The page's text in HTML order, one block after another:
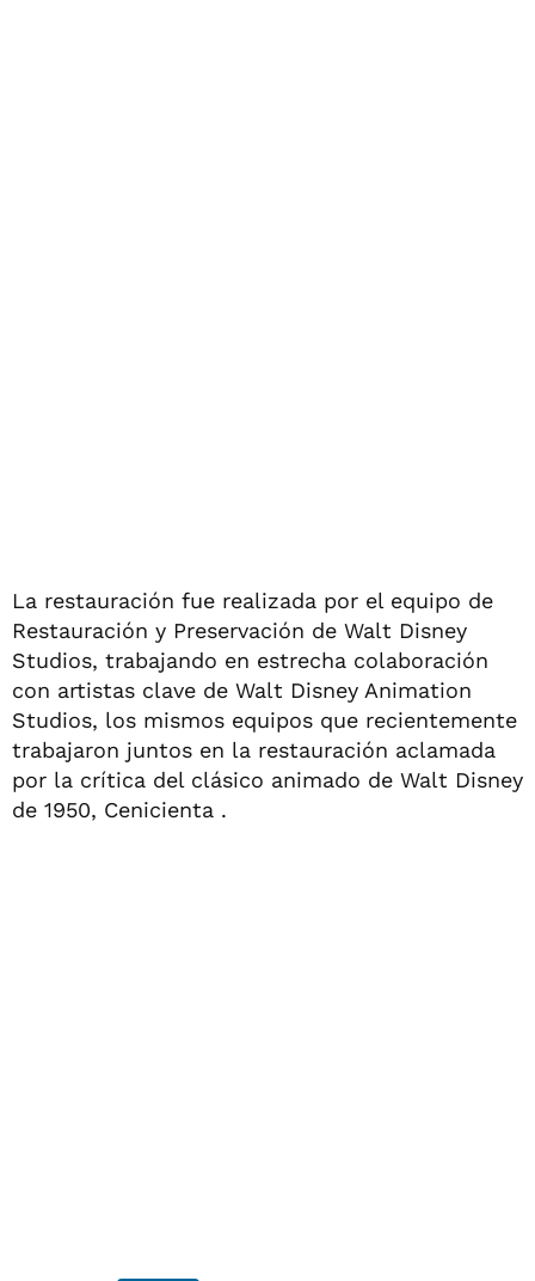
La restauración fue realizada por el equipo de
Restauración y Preservación de Walt Disney
Studios, trabajando en estrecha colaboración
con artistas clave de Walt Disney Animation
Studios, los mismos equipos que recientemente
trabajaron juntos en la restauración aclamada
por la crítica del clásico animado de Walt Disney
de 1950, Cenicienta .